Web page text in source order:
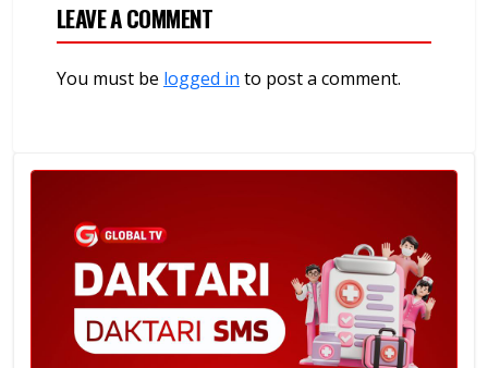
LEAVE A COMMENT
You must be logged in to post a comment.